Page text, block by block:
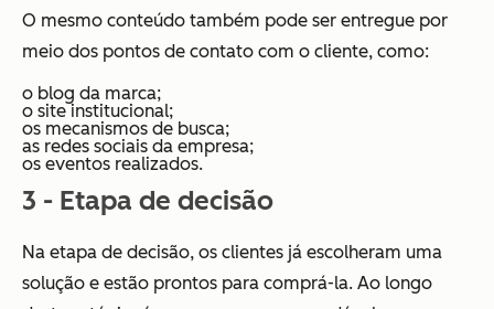
O mesmo conteúdo também pode ser entregue por
meio dos pontos de contato com o cliente, como:
o blog da marca;
o site institucional;
os mecanismos de busca;
as redes sociais da empresa;
os eventos realizados.
3 - Etapa de decisão
Na etapa de decisão, os clientes já escolheram uma
solução e estão prontos para comprá-la. Ao longo